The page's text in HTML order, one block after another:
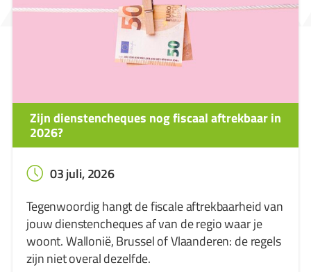
Zijn dienstencheques nog fiscaal aftrekbaar in
2026?
03 juli, 2026
Tegenwoordig hangt de fiscale aftrekbaarheid van
jouw dienstencheques af van de regio waar je
woont. Wallonië, Brussel of Vlaanderen: de regels
zijn niet overal dezelfde.